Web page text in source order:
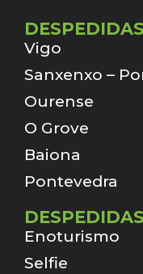
Vigo
Sanxenxo –
Ourense
O Grove
Baiona
Pontevedra
Enoturismo
Selfie